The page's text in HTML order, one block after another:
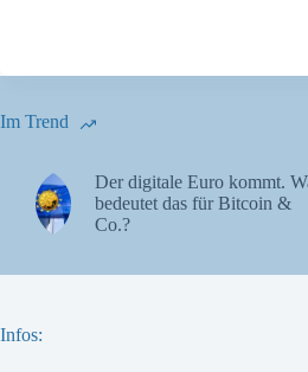
Im Trend
Der digitale Euro kommt.
bedeutet das für Bitcoin &
Co.?
Infos: